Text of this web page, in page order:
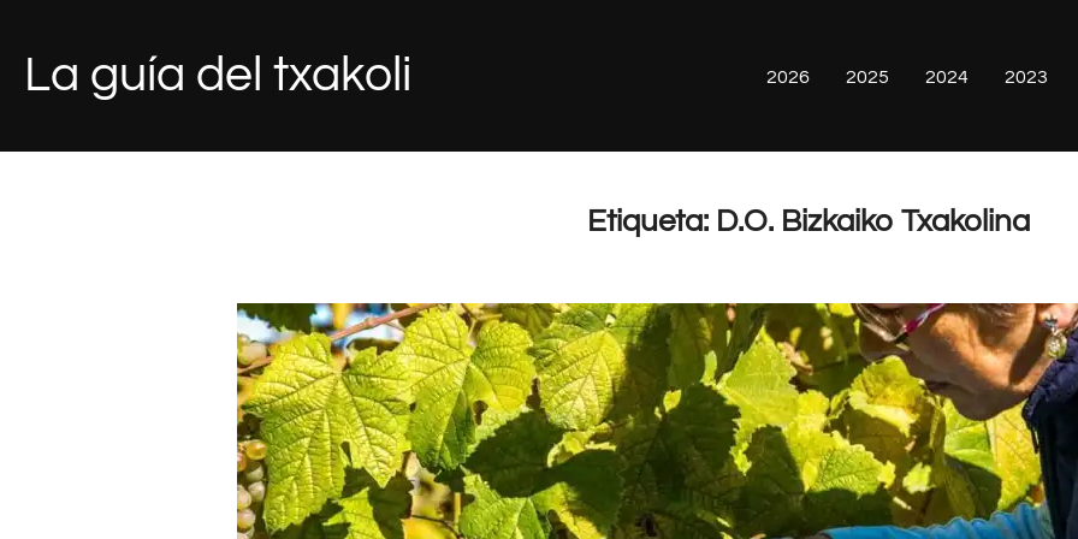
contenido
La guía del txakoli 2026 2025 2024 2023
Etiqueta: D.O. Bizkaiko Txakolina